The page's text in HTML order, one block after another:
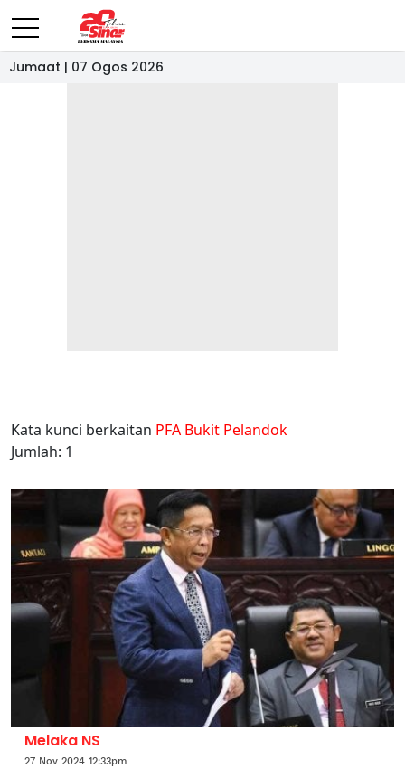
Jumaat | 07 Ogos 2026
Kata kunci berkaitan PFA Bukit Pelandok
Jumlah: 1
Melaka NS
27 Nov 2024 12:33pm